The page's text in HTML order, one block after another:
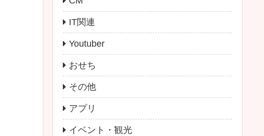
IT関連
Youtuber
おせち
その他
アプリ
イベント・観光